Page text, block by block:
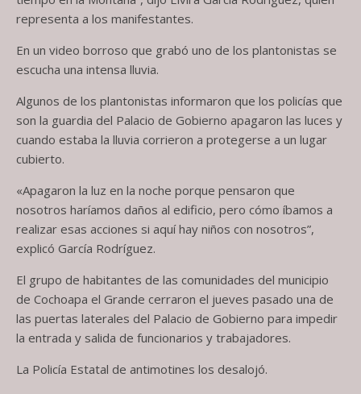
representa a los manifestantes.
En un video borroso que grabó uno de los plantonistas se
escucha una intensa lluvia.
Algunos de los plantonistas informaron que los policías que
son la guardia del Palacio de Gobierno apagaron las luces y
cuando estaba la lluvia corrieron a protegerse a un lugar
cubierto.
«Apagaron la luz en la noche porque pensaron que
nosotros haríamos daños al edificio, pero cómo íbamos a
realizar esas acciones si aquí hay niños con nosotros”,
explicó García Rodríguez.
El grupo de habitantes de las comunidades del municipio
de Cochoapa el Grande cerraron el jueves pasado una de
las puertas laterales del Palacio de Gobierno para impedir
la entrada y salida de funcionarios y trabajadores.
La Policía Estatal de antimotines los desalojó.